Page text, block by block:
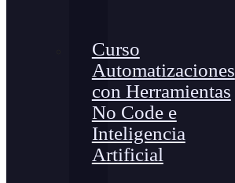
Curso
Automatizaciones
con Herramientas
No Code e
Inteligencia
Artificial